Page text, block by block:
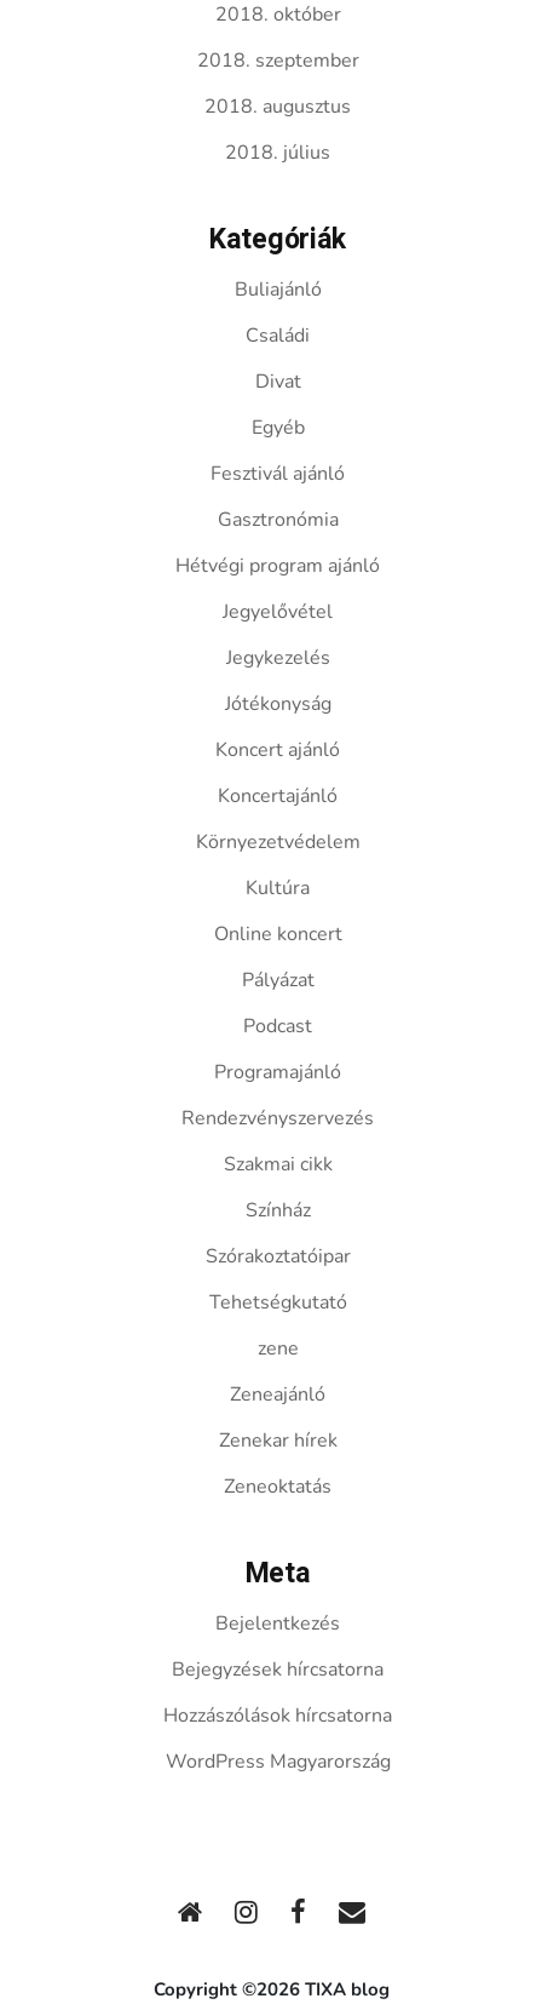
2018. október
2018. szeptember
2018. augusztus
2018. július
Kategóriák
Buliajánló
Családi
Divat
Egyéb
Fesztivál ajánló
Gasztronómia
Hétvégi program ajánló
Jegyelővétel
Jegykezelés
Jótékonyság
Koncert ajánló
Koncertajánló
Környezetvédelem
Kultúra
Online koncert
Pályázat
Podcast
Programajánló
Rendezvényszervezés
Szakmai cikk
Színház
Szórakoztatóipar
Tehetségkutató
zene
Zeneajánló
Zenekar hírek
Zeneoktatás
Meta
Bejelentkezés
Bejegyzések hírcsatorna
Hozzászólások hírcsatorna
WordPress Magyarország
Copyright ©2026 TIXA blog